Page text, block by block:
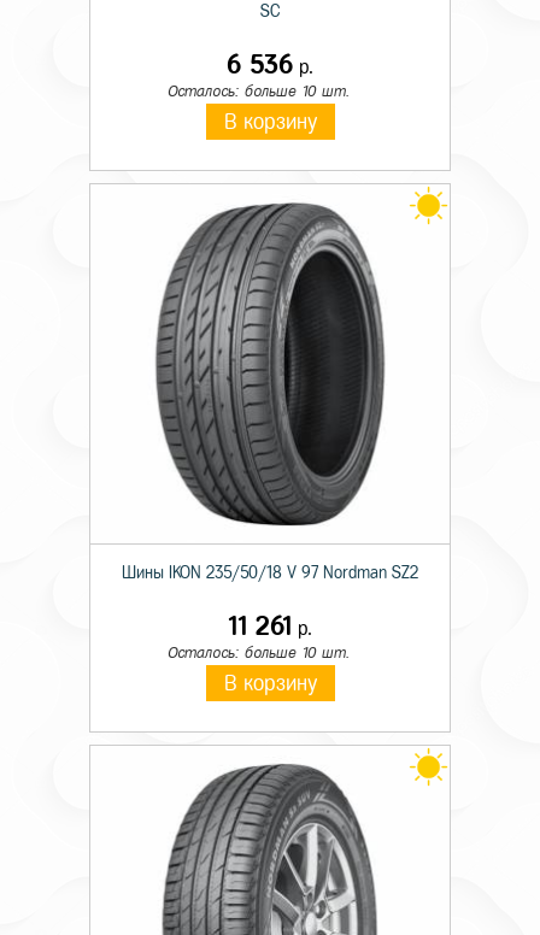
SC
6 536 р.
Осталось: больше 10 шт.
В корзину
Шины IKON 235/50/18 V 97 Nordman SZ2
11 261 р.
Осталось: больше 10 шт.
В корзину